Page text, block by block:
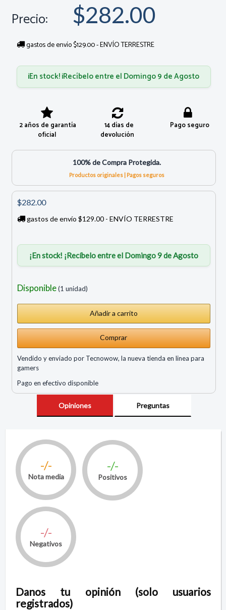
Precio: $282.00
gastos de envío $129.00 - ENVÍO TERRESTRE
¡En stock! ¡Recíbelo entre el Domingo 9 de Agosto
2 años de garantía
oficial
14 días de
devolución
Pago seguro
100% de Compra Protegida.
Productos originales | Pagos seguros
$282.00
gastos de envío $129.00 - ENVÍO TERRESTRE
¡En stock! ¡Recíbelo entre el Domingo 9 de Agosto
Disponible(1 unidad)
Comprar
Vendido y enviado por Tecnowow, la nueva tienda en linea para
gamers
Pago en efectivo disponible
Opiniones Preguntas
-/-
Nota media
-/-
Positivos
-/-
Negativos
Danos tu opinión (solo usuarios
registrados)